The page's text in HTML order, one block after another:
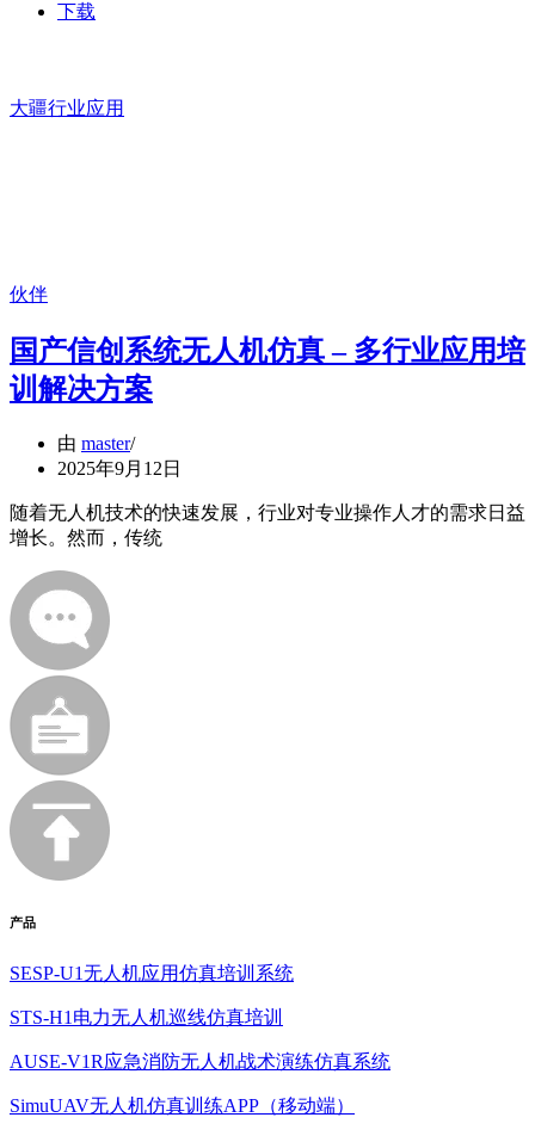
下载
大疆行业应用
伙伴
国产信创系统无人机仿真 – 多行业应用培
训解决方案
由 master
2025年9月12日
随着无人机技术的快速发展，行业对专业操作人才的需求日益
增长。然而，传统
产品
SESP-U1无人机应用仿真培训系统
STS-H1电力无人机巡线仿真培训
AUSE-V1R应急消防无人机战术演练仿真系统
SimuUAV无人机仿真训练APP（移动端）